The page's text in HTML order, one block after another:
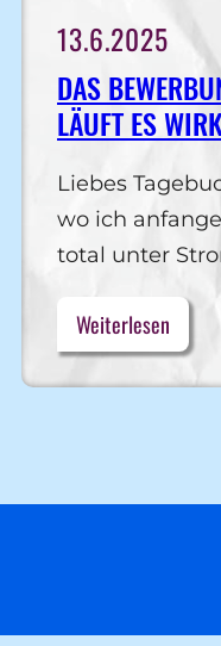
13.6.2025
DAS
LÄUFT ES
Liebes
wo ich
total unter
Weiterlesen